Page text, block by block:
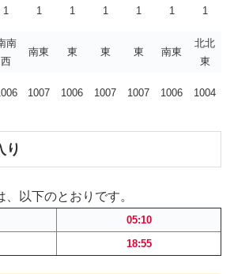
1 1 1 1 1 1 1
南
西
南東 東 東 東 南東
北北
東
1007 1006 1007 1007 1006 1004
り
以下のとおりです。
05:10
18:55